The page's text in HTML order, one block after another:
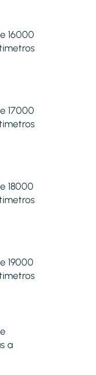
16000
17000
18000
19000
a